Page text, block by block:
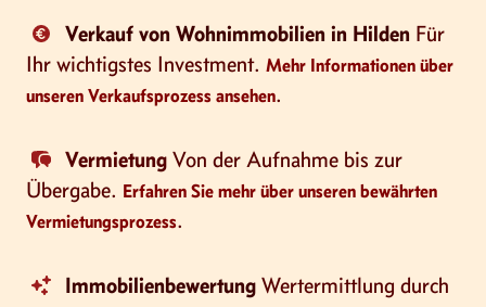
Verkauf von Wohnimmobilien in Hilden Für
Ihr wichtigstes Investment. Mehr Informationen über
unseren Verkaufsprozess ansehen.
Vermietung Von der Aufnahme bis zur
Übergabe. Erfahren Sie mehr über unseren bewährten
Vermietungsprozess.
Immobilienbewertung Wertermittlung durch